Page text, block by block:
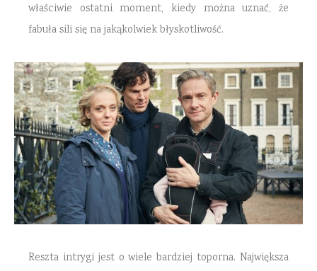
właściwie ostatni moment, kiedy można uznać, że
fabuła sili się na jakąkolwiek błyskotliwość.
Reszta intrygi jest o wiele bardziej toporna. Największa